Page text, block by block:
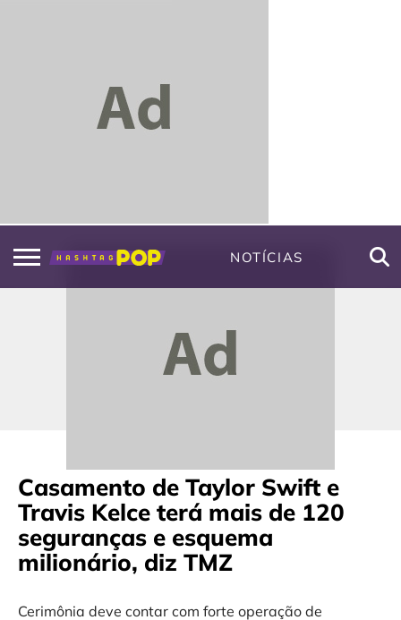
NOTÍCIAS
Casamento de Taylor Swift e
Travis Kelce terá mais de 120
seguranças e esquema
milionário, diz TMZ
Cerimônia deve contar com forte operação de